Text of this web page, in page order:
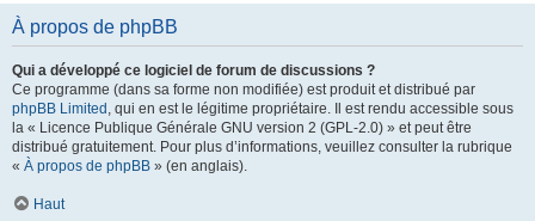
À propos de phpBB
Qui a développé ce logiciel de forum de discussions ?
Ce programme (dans sa forme non modifiée) est produit et distribué par
phpBB Limited , qui en est le légitime propriétaire. Il est rendu accessible sous
la « Licence Publique Générale GNU version 2 (GPL-2.0) » et peut être
distribué gratuitement. Pour plus d’informations, veuillez consulter la rubrique
« À propos de phpBB » (en anglais).
Haut